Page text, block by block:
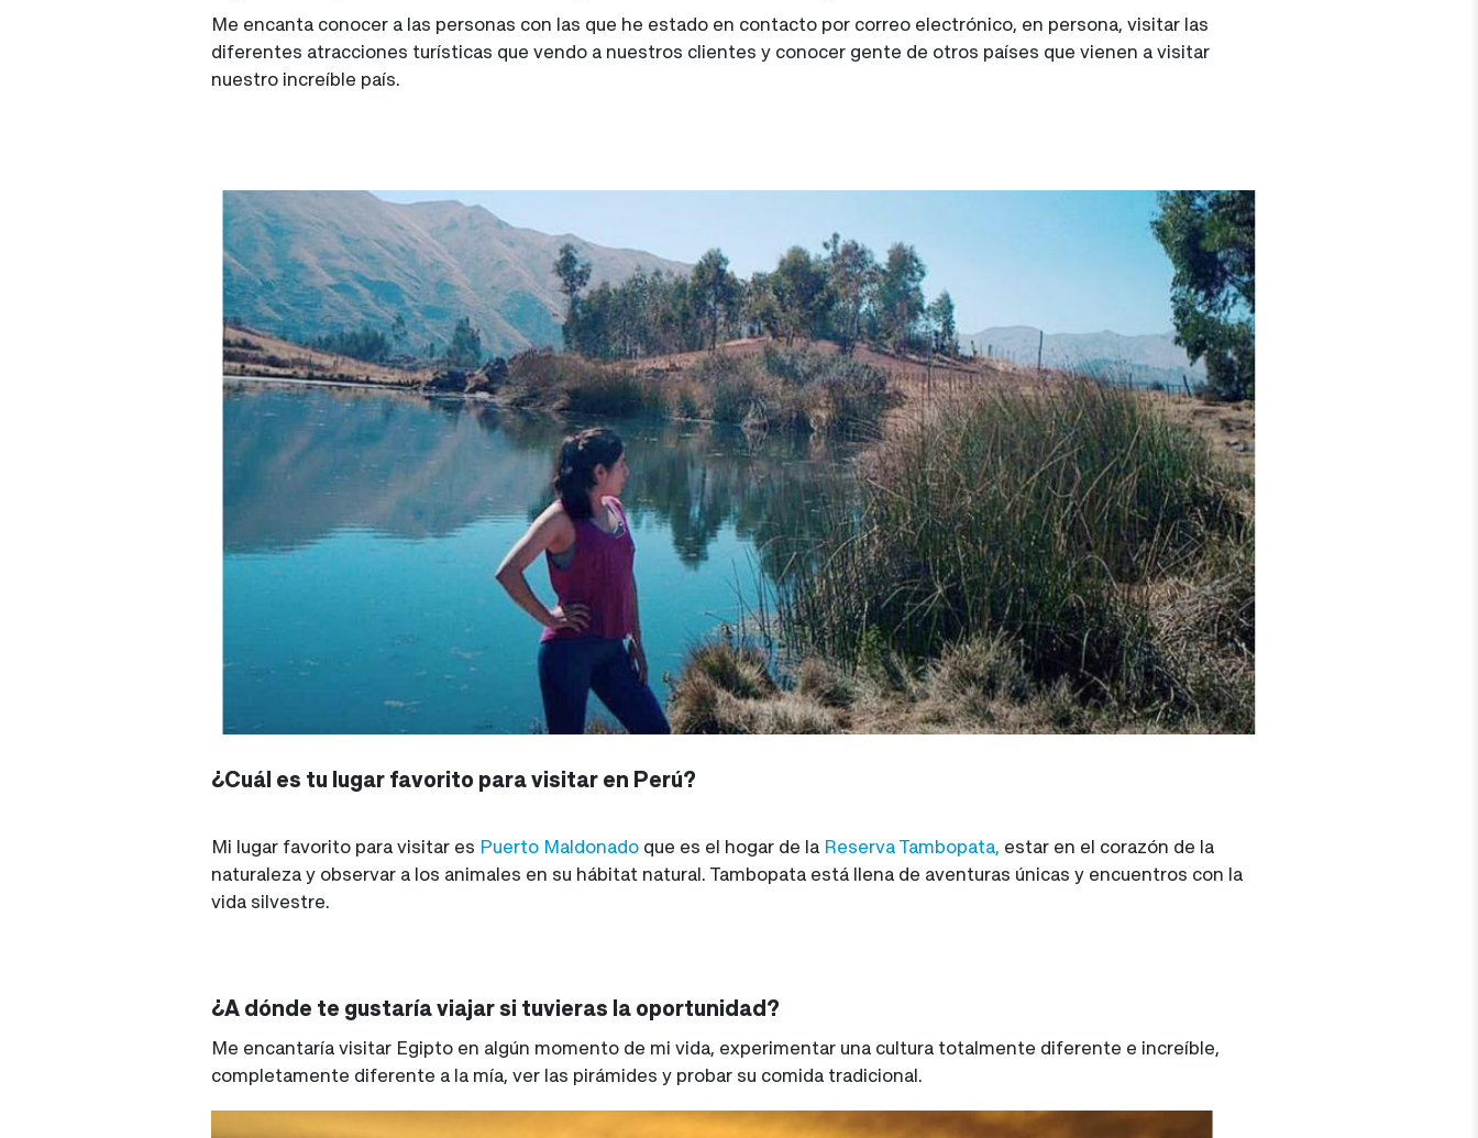
Me encanta conocer a las personas con las que he estado en contacto por correo electrónico, en persona, visitar las
diferentes atracciones turísticas que vendo a nuestros clientes y conocer gente de otros países que vienen a visitar
nuestro increíble país.
¿Cuál es tu lugar favorito para visitar en Perú?
Mi lugar favorito para visitar es Puerto Maldonado que es el hogar de la Reserva Tambopata, estar en el corazón de la
naturaleza y observar a los animales en su hábitat natural. Tambopata está llena de aventuras únicas y encuentros con la
vida silvestre.
¿A dónde te gustaría viajar si tuvieras la oportunidad?
Me encantaría visitar Egipto en algún momento de mi vida, experimentar una cultura totalmente diferente e increíble,
completamente diferente a la mía, ver las pirámides y probar su comida tradicional.